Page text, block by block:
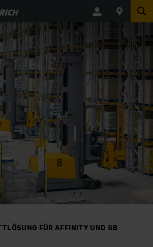
FÜR AFFINITY UND GB